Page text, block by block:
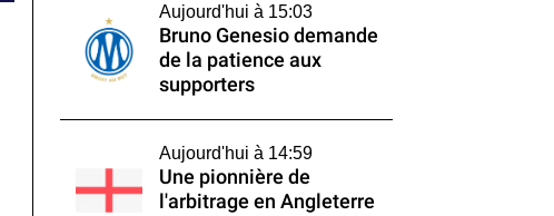
Aujourd'hui à 15:03
Bruno Genesio demande
de la patience aux
supporters
Aujourd'hui à 14:59
Une pionnière de
l'arbitrage en Angleterre